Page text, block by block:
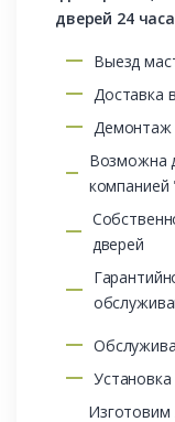
дверей 24
Выезд
Доставка
Демонтаж
Возможна
дверей